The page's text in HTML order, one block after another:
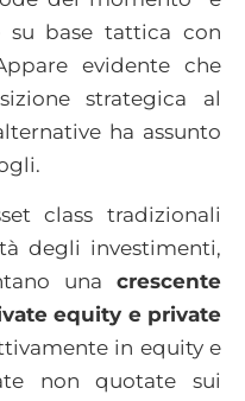
su base tattica con
evidente che
strategica al
ha assunto
class tradizionali
degli investimenti,
una crescente
equity e private
in equity e
non quotate sui